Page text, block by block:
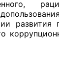
развития